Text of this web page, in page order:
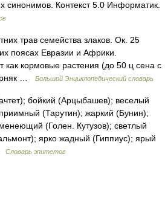
синонимов. Контекст 5.0 Информатик.
трав семейства злаков. Ок. 25
поясах Евразии и Африки.
кормовые растения (до 50 ц сена с
…
Большой Энциклопедический словарь
бойкий (Арцыбашев); веселый
(Тарутин); жаркий (Бунин);
(Голен. Кутузов); светлый
ярко жадный (Гиппиус); ярый
Словарь эпитетов